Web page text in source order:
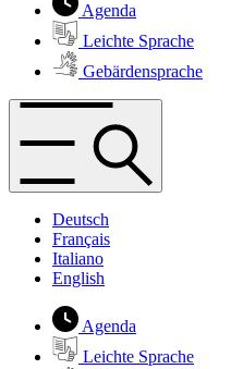
Agenda
Leichte Sprache
Gebärdensprache
Deutsch
Français
Italiano
English
Agenda
Leichte Sprache